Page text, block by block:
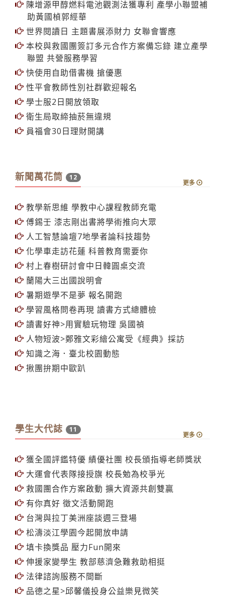
陳增源甲醇燃料電池觀測法獲專利 產學小聯盟補
助黃國楨郭經華
世界閱讀日 主題書展添財力 女聯會響應
本校與救國團簽訂多元合作方案備忘錄 建立產學
聯盟 共營服務學習
快使用自助借書機 搶優惠
性平會教師性別社群歡迎報名
學士服2日開放領取
衛生局取締抽菸無違規
員福會30日理財開講
新聞萬花筒 12
更多
教學新思維 學教中心課程教師充電
傅錫壬 漆志剛出書將學術推向大眾
人工智慧論壇7地學者論科技趨勢
化學車走訪花蓮 科普教育需要你
村上春樹研討會中日韓圓桌交流
蘭陽大三出國說明會
暑期遊學不是夢 報名開跑
學習風格問卷再現 讀書方式總體檢
讀書好神>用實驗玩物理 吳國禎
人物短波>鄭雅文彩繪公寓受《經典》採訪
知識之海．臺北校園動態
揪團拚期中歐趴
學生大代誌 11
更多
獲全國評鑑特優 績優社團 校長頒指導老師獎狀
大運會代表隊接授旗 校長勉為校爭光
救國團合作方案啟動 擴大資源共創雙贏
有你真好 徵文活動開跑
台灣與拉丁美洲座談週三登場
松濤淡江學園今起開放申請
填卡換獎品 壓力Fun開來
伸援家變學生 教部慈濟急難救助相挺
法律諮詢服務不間斷
品德之星>邱馨儀投身公益樂見微笑